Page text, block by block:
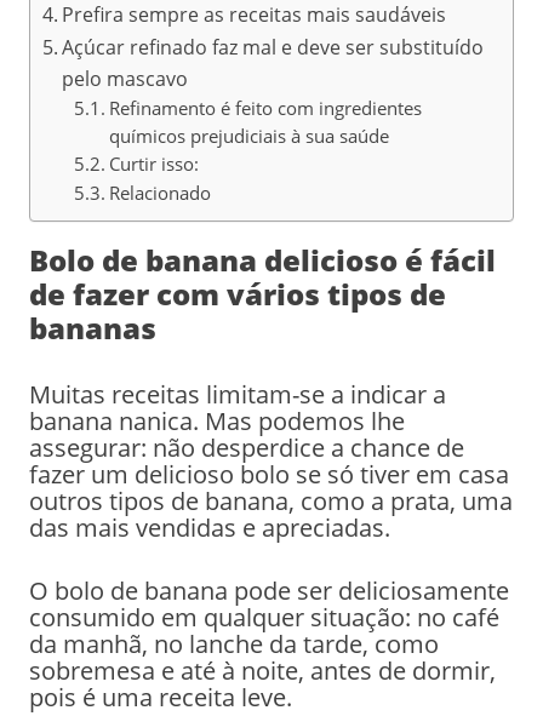
Prefira sempre as receitas mais saudáveis
Açúcar refinado faz mal e deve ser substituído
pelo mascavo
Refinamento é feito com ingredientes
químicos prejudiciais à sua saúde
Curtir isso:
Relacionado
Bolo de banana delicioso é fácil
de fazer com vários tipos de
bananas
Muitas receitas limitam-se a indicar a
banana nanica. Mas podemos lhe
assegurar: não desperdice a chance de
fazer um delicioso bolo se só tiver em casa
outros tipos de banana, como a prata, uma
das mais vendidas e apreciadas.
O bolo de banana pode ser deliciosamente
consumido em qualquer situação: no café
da manhã, no lanche da tarde, como
sobremesa e até à noite, antes de dormir,
pois é uma receita leve.